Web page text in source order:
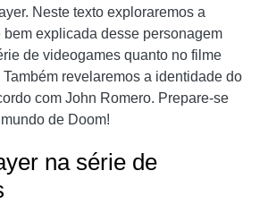
Neste texto exploraremos a
bem explicada desse personagem
de videogames quanto no filme
revelaremos a identidade do
com John Romero. Prepare-se
de Doom!
na série de